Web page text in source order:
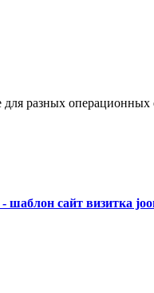
для разных операционных
шаблон сайт визитка